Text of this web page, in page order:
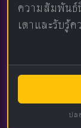
ความสัมพันธ์
เดาและรับรู้ค
ปล